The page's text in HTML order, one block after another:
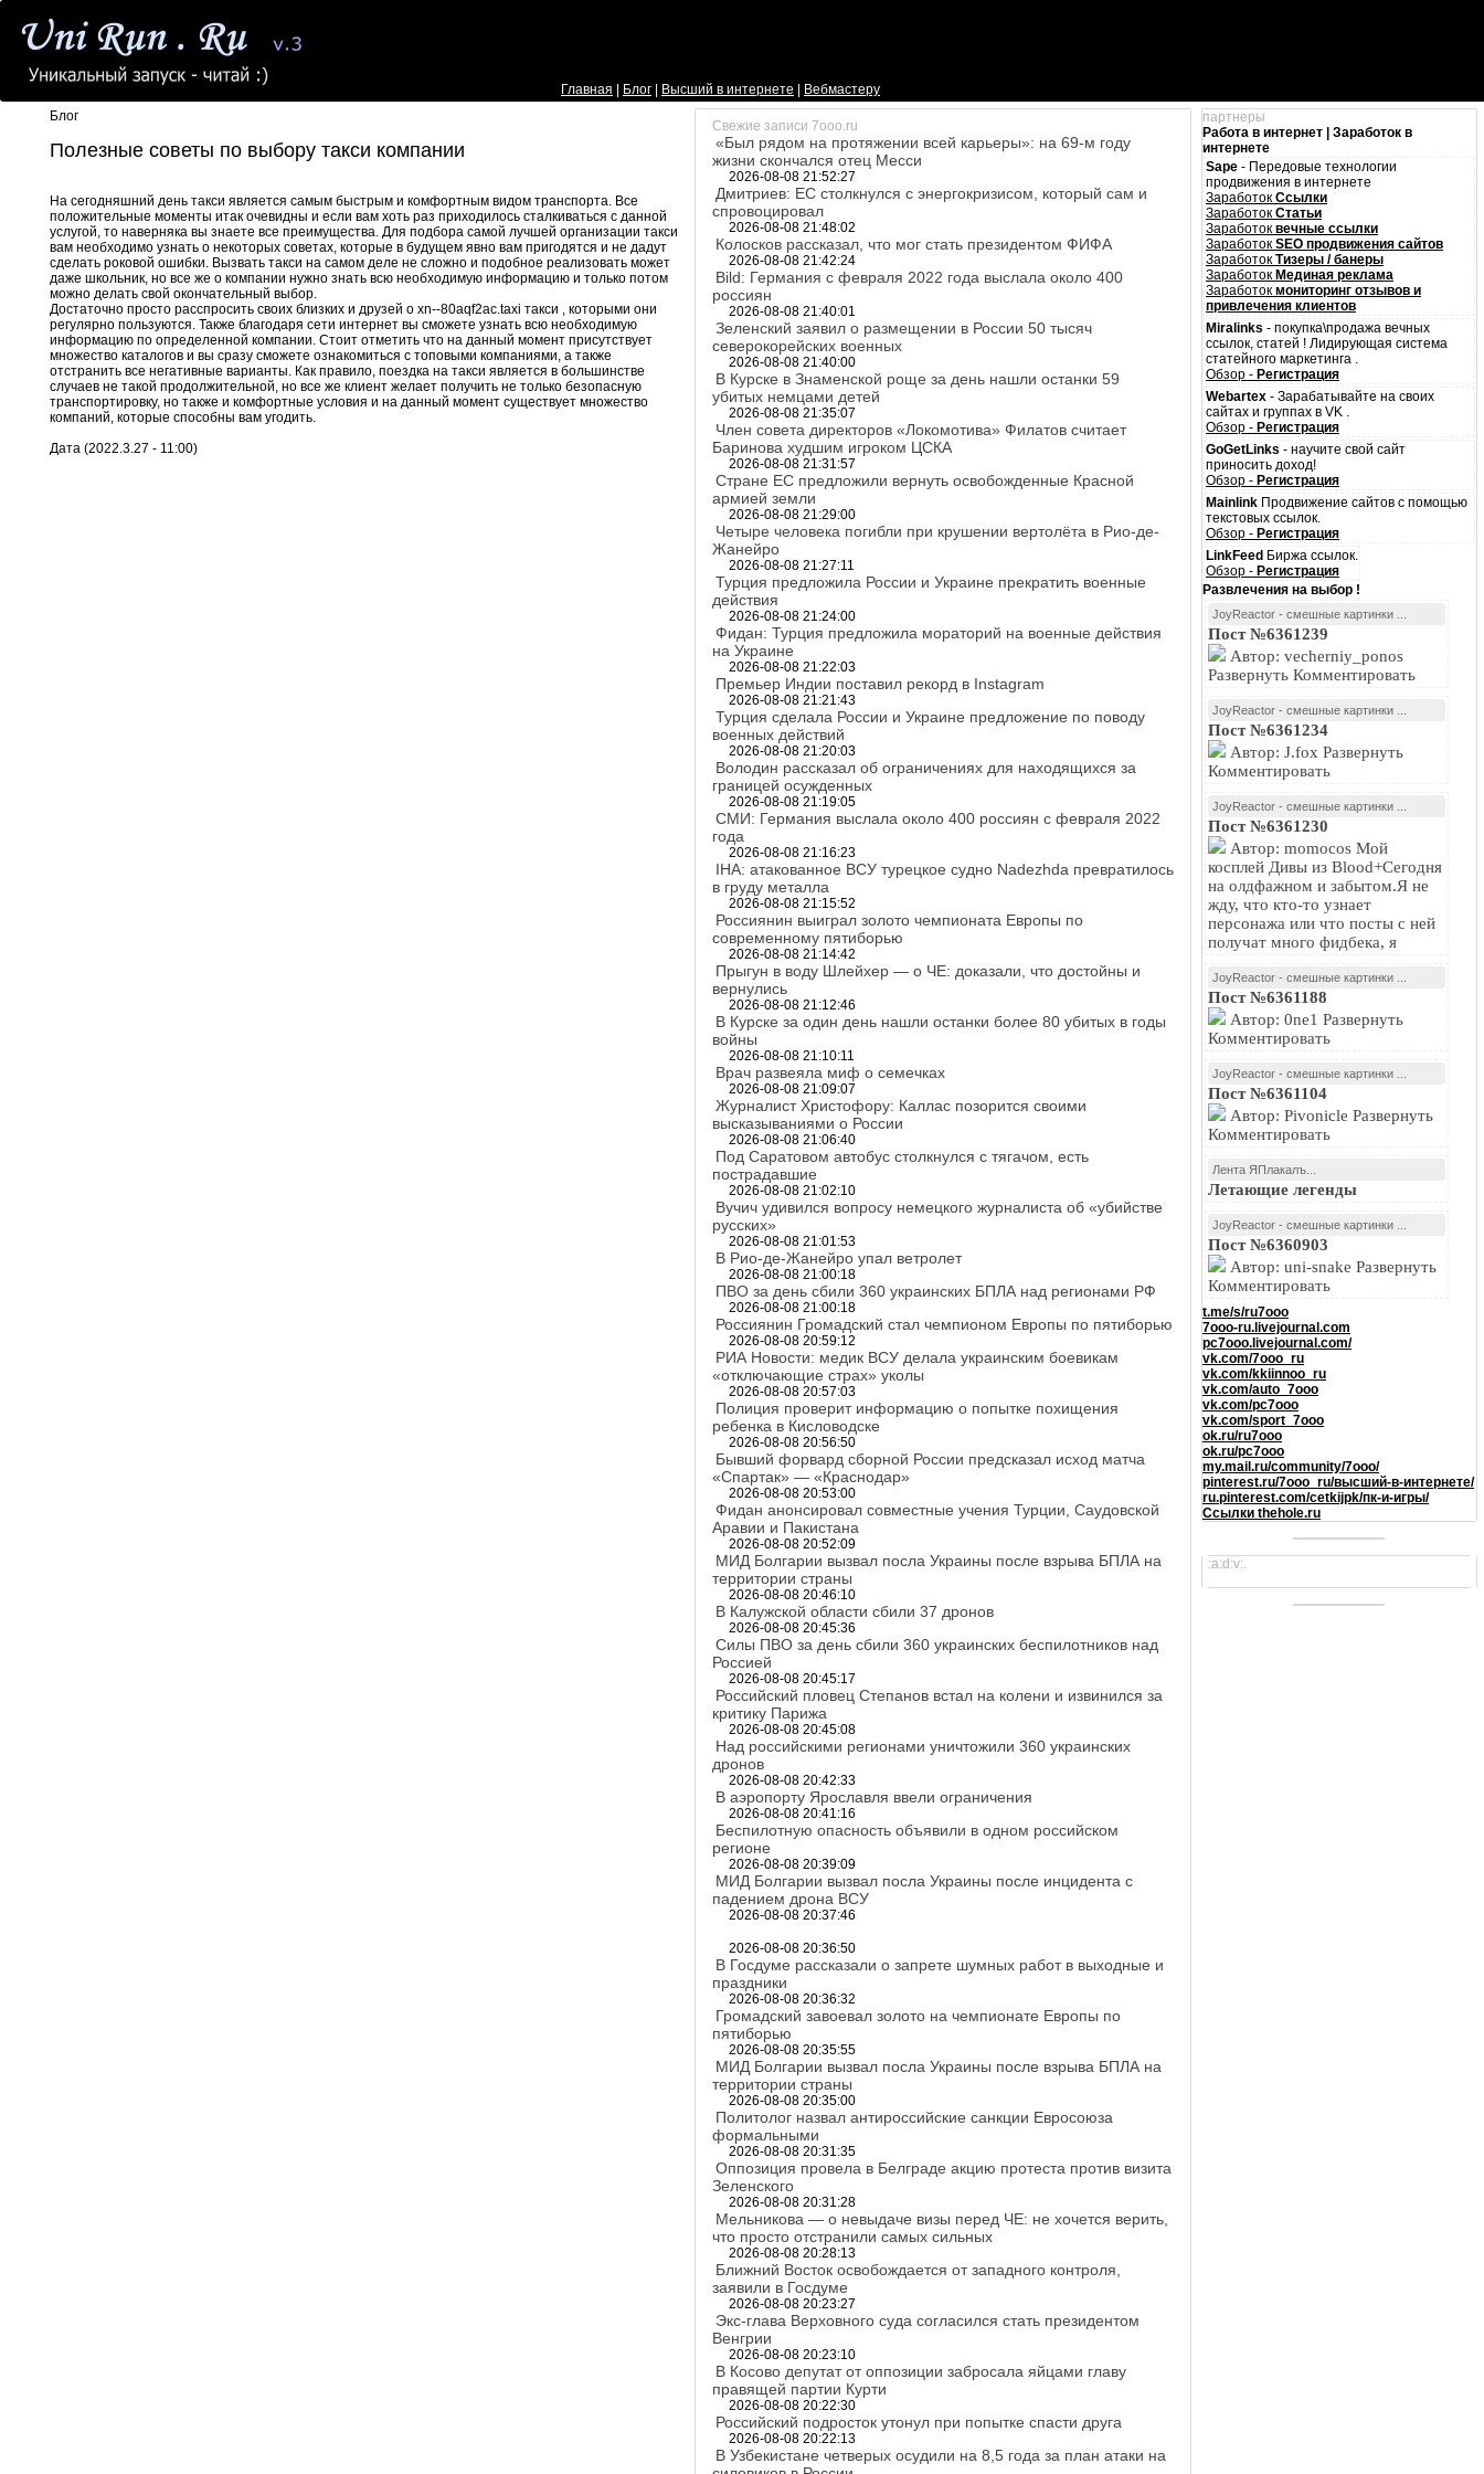
Главная Блог Высший в интернете
Вебмастеру
Блог
Полезные советы по выбору такси компании
На сегодняшний день такси является самым быстрым и комфортным видом транспорта. Все
положительные моменты итак очевидны и если вам хоть раз приходилось сталкиваться с данной
услугой, то наверняка вы знаете все преимущества. Для подбора самой лучшей организации такси
вам необходимо узнать о некоторых советах, которые в будущем явно вам пригодятся и не дадут
сделать роковой ошибки. Вызвать такси на самом деле не сложно и подобное реализовать может
даже школьник, но все же о компании нужно знать всю необходимую информацию и только потом
можно делать свой окончательный выбор.
Достаточно просто расспросить своих близких и друзей о xn--80aqf2ac.taxi такси , которыми они
регулярно пользуются. Также благодаря сети интернет вы сможете узнать всю необходимую
информацию по определенной компании. Стоит отметить что на данный момент присутствует
множество каталогов и вы сразу сможете ознакомиться с топовыми компаниями, а также
отстранить все негативные варианты. Как правило, поездка на такси является в большинстве
случаев не такой продолжительной, но все же клиент желает получить не только безопасную
транспортировку, но также и комфортные условия и на данный момент существует множество
компаний, которые способны вам угодить.
Дата (2022.3.27 - 11:00)
Свежие записи 7ooo.ru
«Был рядом на протяжении всей карьеры»: на 69-м году
жизни скончался отец Месси
2026-08-08 21:52:27
Дмитриев: ЕС столкнулся с энергокризисом, который сам и
спровоцировал
2026-08-08 21:48:02
Колосков рассказал, что мог стать президентом ФИФА
2026-08-08 21:42:24
Bild: Германия с февраля 2022 года выслала около 400
россиян
2026-08-08 21:40:01
Зеленский заявил о размещении в России 50 тысяч
северокорейских военных
2026-08-08 21:40:00
В Курске в Знаменской роще за день нашли останки 59
убитых немцами детей
2026-08-08 21:35:07
Член совета директоров «Локомотива» Филатов считает
Баринова худшим игроком ЦСКА
2026-08-08 21:31:57
Стране ЕС предложили вернуть освобожденные Красной
армией земли
2026-08-08 21:29:00
Четыре человека погибли при крушении вертолёта в Рио-де-
Жанейро
2026-08-08 21:27:11
Турция предложила России и Украине прекратить военные
действия
2026-08-08 21:24:00
Фидан: Турция предложила мораторий на военные действия
на Украине
2026-08-08 21:22:03
Премьер Индии поставил рекорд в Instagram
2026-08-08 21:21:43
Турция сделала России и Украине предложение по поводу
военных действий
2026-08-08 21:20:03
Володин рассказал об ограничениях для находящихся за
границей осужденных
2026-08-08 21:19:05
СМИ: Германия выслала около 400 россиян с февраля 2022
года
2026-08-08 21:16:23
IHA: атакованное ВСУ турецкое судно Nadezhda превратилось
в груду металла
2026-08-08 21:15:52
Россиянин выиграл золото чемпионата Европы по
современному пятиборью
2026-08-08 21:14:42
Прыгун в воду Шлейхер — о ЧЕ: доказали, что достойны и
вернулись
2026-08-08 21:12:46
В Курске за один день нашли останки более 80 убитых в годы
войны
2026-08-08 21:10:11
Врач развеяла миф о семечках
2026-08-08 21:09:07
Журналист Христофору: Каллас позорится своими
высказываниями о России
2026-08-08 21:06:40
Под Саратовом автобус столкнулся с тягачом, есть
пострадавшие
2026-08-08 21:02:10
Вучич удивился вопросу немецкого журналиста об «убийстве
русских»
2026-08-08 21:01:53
В Рио-де-Жанейро упал ветролет
2026-08-08 21:00:18
ПВО за день сбили 360 украинских БПЛА над регионами РФ
2026-08-08 21:00:18
Россиянин Громадский стал чемпионом Европы по пятиборью
2026-08-08 20:59:12
РИА Новости: медик ВСУ делала украинским боевикам
«отключающие страх» уколы
2026-08-08 20:57:03
Полиция проверит информацию о попытке похищения
ребенка в Кисловодске
2026-08-08 20:56:50
Бывший форвард сборной России предсказал исход матча
«Спартак» — «Краснодар»
2026-08-08 20:53:00
Фидан анонсировал совместные учения Турции, Саудовской
Аравии и Пакистана
2026-08-08 20:52:09
МИД Болгарии вызвал посла Украины после взрыва БПЛА на
территории страны
2026-08-08 20:46:10
В Калужской области сбили 37 дронов
2026-08-08 20:45:36
Силы ПВО за день сбили 360 украинских беспилотников над
Россией
2026-08-08 20:45:17
Российский пловец Степанов встал на колени и извинился за
критику Парижа
2026-08-08 20:45:08
Над российскими регионами уничтожили 360 украинских
дронов
2026-08-08 20:42:33
В аэропорту Ярославля ввели ограничения
2026-08-08 20:41:16
Беспилотную опасность объявили в одном российском
регионе
2026-08-08 20:39:09
МИД Болгарии вызвал посла Украины после инцидента с
падением дрона ВСУ
2026-08-08 20:37:46
2026-08-08 20:36:50
В Госдуме рассказали о запрете шумных работ в выходные и
праздники
2026-08-08 20:36:32
Громадский завоевал золото на чемпионате Европы по
пятиборью
2026-08-08 20:35:55
МИД Болгарии вызвал посла Украины после взрыва БПЛА на
территории страны
2026-08-08 20:35:00
Политолог назвал антироссийские санкции Евросоюза
формальными
2026-08-08 20:31:35
Оппозиция провела в Белграде акцию протеста против визита
Зеленского
2026-08-08 20:31:28
Мельникова — о невыдаче визы перед ЧЕ: не хочется верить,
что просто отстранили самых сильных
2026-08-08 20:28:13
Ближний Восток освобождается от западного контроля,
заявили в Госдуме
2026-08-08 20:23:27
Экс-глава Верховного суда согласился стать президентом
Венгрии
2026-08-08 20:23:10
В Косово депутат от оппозиции забросала яйцами главу
правящей партии Курти
2026-08-08 20:22:30
Российский подросток утонул при попытке спасти друга
2026-08-08 20:22:13
В Узбекистане четверых осудили на 8,5 года за план атаки на
партнеры
Работа в интернет | Заработок в
интернете
Sape - Передовые технологии
продвижения в интернете
Заработок Ссылки
Заработок Статьи
Заработок вечные ссылки
Заработок SEO продвижения сайтов
Заработок Тизеры / банеры
Заработок Мединая реклама
Заработок мониторинг отзывов и
привлечения клиентов
Miralinks - покупка\продажа вечных
ссылок, статей ! Лидирующая система
статейного маркетинга .
Обзор - Регистрация
Webartex - Зарабатывайте на своих
сайтах и группах в VK .
Обзор - Регистрация
GoGetLinks - научите свой сайт
приносить доход!
Обзор - Регистрация
Mainlink Продвижение сайтов с помощью
текстовых ссылок.
Обзор - Регистрация
LinkFeed Биржа ссылок.
Обзор - Регистрация
Развлечения на выбор !
JoyReactor - смешные картинки ...
Пост №6361239
Автор: vecherniy_ponos
Развернуть Комментировать
JoyReactor - смешные картинки ...
Пост №6361234
Автор: J.fox Развернуть
Комментировать
JoyReactor - смешные картинки ...
Пост №6361230
Автор: momocos Мой
косплей Дивы из Blood+Сегодня
на олдфажном и забытом.Я не
жду, что кто-то узнает
персонажа или что посты с ней
получат много фидбека, я
JoyReactor - смешные картинки ...
Пост №6361188
Автор: 0ne1 Развернуть
Комментировать
JoyReactor - смешные картинки ...
Пост №6361104
Автор: Pivonicle Развернуть
Комментировать
Лента ЯПлакалъ...
Летающие легенды
JoyReactor - смешные картинки ...
Пост №6360903
Автор: uni-snake Развернуть
Комментировать
t.me/s/ru7ooo
7ooo-ru.livejournal.com
pc7ooo.livejournal.com/
vk.com/7ooo_ru
vk.com/kkiinnoo_ru
vk.com/auto_7ooo
vk.com/pc7ooo
vk.com/sport_7ooo
ok.ru/ru7ooo
ok.ru/pc7ooo
my.mail.ru/community/7ooo/
pinterest.ru/7ooo_ru/высший-в-интернете/
ru.pinterest.com/cetkijpk/пк-и-игры/
Ссылки thehole.ru
:a:d:v:.